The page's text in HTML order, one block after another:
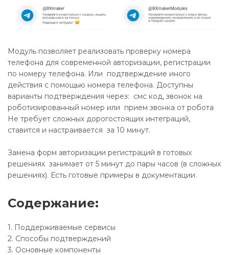
Модуль позволяет реализовать проверку номера
телефона для современной авторизации, регистрации
по номеру телефона. Или подтверждение иного
действия с помощью номера телефона. Доступны
варианты подтверждения через: смс код, звонок на
роботизированный номер или прием звонка от робота
Не требует сложных дорогостоящих интеграций,
ставится и настраивается за 10 минут.
Замена форм авторизации регистраций в готовых
решениях занимает от 5 минут до пары часов (в сложных
решениях). Есть готовые примеры в документации.
Содержание:
1. Поддерживаемые сервисы
2. Способы подтверждений
3. Основные компоненты